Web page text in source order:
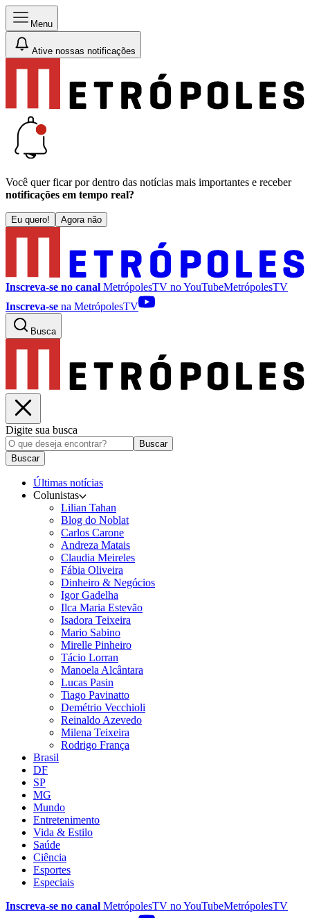
Menu
Ative nossas notificações
Você quer ficar por dentro das notícias mais importantes e receber
notificações em tempo real?
Eu quero! Agora não
Inscreva-se no canal MetrópolesTV noYouTubeMetrópolesTV
Inscreva-se na MetrópolesTV
Busca
Digite sua busca
Buscar
Buscar
Últimas notícias
Colunistas
Lilian Tahan
Blog do Noblat
Carlos Carone
Andreza Matais
Claudia Meireles
Fábia Oliveira
Dinheiro & Negócios
Igor Gadelha
Ilca Maria Estevão
Isadora Teixeira
Mario Sabino
Mirelle Pinheiro
Tácio Lorran
Manoela Alcântara
Lucas Pasin
Tiago Pavinatto
Demétrio Vecchioli
Reinaldo Azevedo
Milena Teixeira
Rodrigo França
Brasil
DF
SP
MG
Mundo
Entretenimento
Vida & Estilo
Saúde
Ciência
Esportes
Especiais
Inscreva-se no canal MetrópolesTV noYouTubeMetrópolesTV